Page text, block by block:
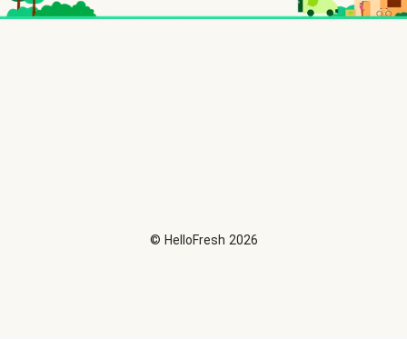
© HelloFresh 2026